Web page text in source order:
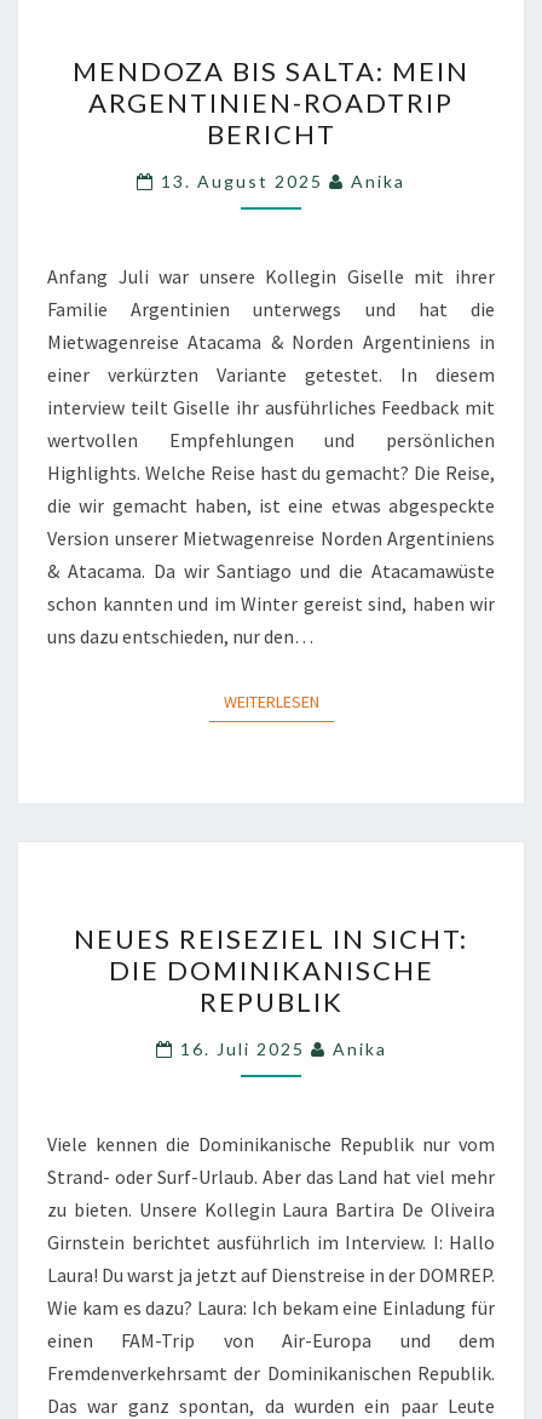
BIS
SALTA:
MEIN
ARGENTINIEN-
ROADTRIP
MENDOZA BIS SALTA: MEIN
ARGENTINIEN-ROADTRIP
BERICHT
13. August 2025 Anika
Anfang Juli war unsere Kollegin Giselle mit ihrer
Familie Argentinien unterwegs und hat die
Mietwagenreise Atacama & Norden Argentiniens in
einer verkürzten Variante getestet. In diesem
interview teilt Giselle ihr ausführliches Feedback mit
wertvollen Empfehlungen und persönlichen
Highlights. Welche Reise hast du gemacht? Die Reise,
die wir gemacht haben, ist eine etwas abgespeckte
Version unserer Mietwagenreise Norden Argentiniens
& Atacama. Da wir Santiago und die Atacamawüste
schon kannten und im Winter gereist sind, haben wir
uns dazu entschieden, nur den…
WEITERLESENWEITERLESEN
REISEZIEL
IN
SICHT:
DIE
DOMINIKANISCHE
NEUES REISEZIEL IN SICHT:
DIE DOMINIKANISCHE
REPUBLIK
16. Juli 2025 Anika
Viele kennen die Dominikanische Republik nur vom
Strand- oder Surf-Urlaub. Aber das Land hat viel mehr
zu bieten. Unsere Kollegin Laura Bartira De Oliveira
Girnstein berichtet ausführlich im Interview. I: Hallo
Laura! Du warst ja jetzt auf Dienstreise in der DOMREP.
Wie kam es dazu? Laura: Ich bekam eine Einladung für
einen FAM-Trip von Air-Europa und dem
Fremdenverkehrsamt der Dominikanischen Republik.
Das war ganz spontan, da wurden ein paar Leute